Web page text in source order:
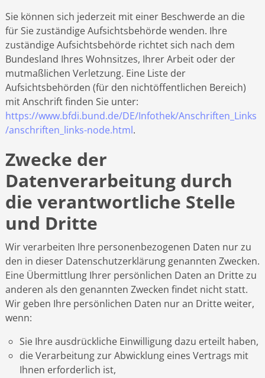
Sie können sich jederzeit mit einer Beschwerde an die
für Sie zuständige Aufsichtsbehörde wenden. Ihre
zuständige Aufsichtsbehörde richtet sich nach dem
Bundesland Ihres Wohnsitzes, Ihrer Arbeit oder der
mutmaßlichen Verletzung. Eine Liste der
Aufsichtsbehörden (für den nichtöffentlichen Bereich)
mit Anschrift finden Sie unter:
https://www.bfdi.bund.de/DE/Infothek/Anschriften_Links
/anschriften_links-node.html.
Zwecke der
Datenverarbeitung durch
die verantwortliche Stelle
und Dritte
Wir verarbeiten Ihre personenbezogenen Daten nur zu
den in dieser Datenschutzerklärung genannten Zwecken.
Eine Übermittlung Ihrer persönlichen Daten an Dritte zu
anderen als den genannten Zwecken findet nicht statt.
Wir geben Ihre persönlichen Daten nur an Dritte weiter,
wenn:
Sie Ihre ausdrückliche Einwilligung dazu erteilt haben,
die Verarbeitung zur Abwicklung eines Vertrags mit
Ihnen erforderlich ist,